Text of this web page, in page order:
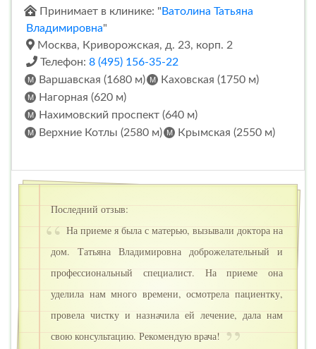
Принимает в клинике: " Ватолина Татьяна
Владимировна"
Москва, Криворожская, д. 23, корп. 2
Телефон: 8 (495) 156-35-22
Варшавская (1680 м)
Каховская (1750 м)
Нагорная (620 м)
Нахимовский проспект (640 м)
Верхние Котлы (2580 м)
Крымская (2550 м)
Последний отзыв:
На приеме я была с матерью, вызывали доктора на
дом. Татьяна Владимировна доброжелательный и
профессиональный специалист. На приеме она
уделила нам много времени, осмотрела пациентку,
провела чистку и назначила ей лечение, дала нам
свою консультацию. Рекомендую врача!